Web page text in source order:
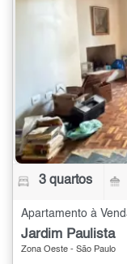
3 quartos
Jardim Paulista
Zona Oeste - São Paulo